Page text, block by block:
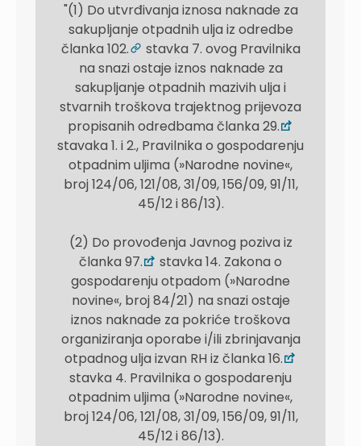
"(1) Do utvrđivanja iznosa naknade za
sakupljanje otpadnih ulja iz odredbe
članka 102.
stavka 7. ovog Pravilnika
na snazi ostaje iznos naknade za
sakupljanje otpadnih mazivih ulja i
stvarnih troškova trajektnog prijevoza
propisanih odredbama članka 29.
stavaka 1. i 2., Pravilnika o gospodarenju
otpadnim uljima (»Narodne novine«,
broj 124/06, 121/08, 31/09, 156/09, 91/11,
45/12 i 86/13).
(2) Do provođenja Javnog poziva iz
članka 97.
stavka 14. Zakona o
gospodarenju otpadom (»Narodne
novine«, broj 84/21) na snazi ostaje
iznos naknade za pokriće troškova
organiziranja oporabe i/ili zbrinjavanja
otpadnog ulja izvan RH iz članka 16.
stavka 4. Pravilnika o gospodarenju
otpadnim uljima (»Narodne novine«,
broj 124/06, 121/08, 31/09, 156/09, 91/11,
45/12 i 86/13).